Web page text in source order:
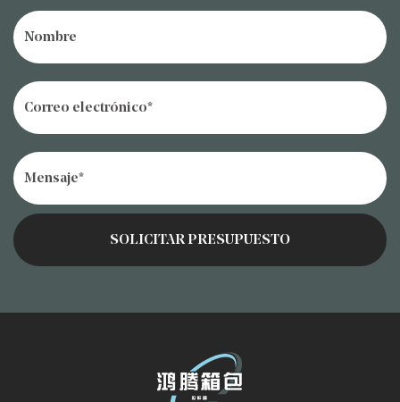
expectativas.
Nuestro juego de maletas con patrón
Hydro-Cube azul y verde es el epítome de
distintivo, compartimentos espaciosos y
características fáciles de usar, este juego
de maletas está destinado a convertirse en
su compañero de viaje preferido.
diseñado para hacer de cada viaje una